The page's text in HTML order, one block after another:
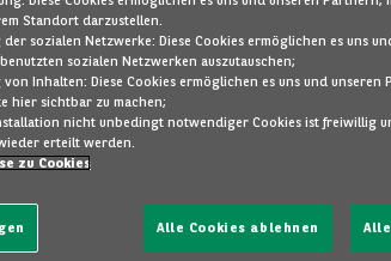
Automatik
Kennzeichen 142272
1.90 l/100 km
Standort darzustellen.
der sozialen Netzwerke: Diese Cookies ermöglichen es uns
sozialen Netzwerken auszutauschen;
von Inhalten: Diese Cookies ermöglichen es uns und
hier sichtbar zu machen;
nicht unbedingt notwendiger Cookies ist freiwillig
erteilt werden.
zu Cookies
Alle Cookies ablehnen